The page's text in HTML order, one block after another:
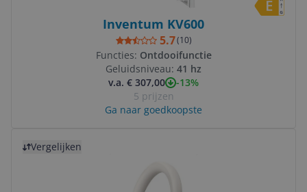
Inventum KV600
5.7(10)
Functies: Ontdooifunctie
Geluidsniveau: 41 hz
v.a. € 307,00
-13%
5 prijzen
Ga naar goedkoopste
Vergelijken